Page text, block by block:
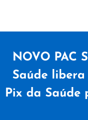
NOVO PAC
Saúde libera
Pix da Saúde